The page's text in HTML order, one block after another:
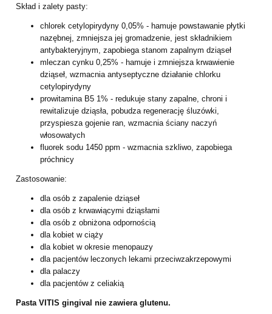
Skład i zalety pasty:
chlorek cetylopirydyny 0,05% - hamuje powstawanie płytki
nazębnej, zmniejsza jej gromadzenie, jest składnikiem
antybakteryjnym, zapobiega stanom zapalnym dziąseł
mleczan cynku 0,25% - hamuje i zmniejsza krwawienie
dziąseł, wzmacnia antyseptyczne działanie chlorku
cetylopirydyny
prowitamina B5 1% - redukuje stany zapalne, chroni i
rewitalizuje dziąsła, pobudza regenerację śluzówki,
przyspiesza gojenie ran, wzmacnia ściany naczyń
włosowatych
fluorek sodu 1450 ppm - wzmacnia szkliwo, zapobiega
próchnicy
Zastosowanie:
dla osób z zapalenie dziąseł
dla osób z krwawiącymi dziąsłami
dla osób z obniżona odpornością
dla kobiet w ciąży
dla kobiet w okresie menopauzy
dla pacjentów leczonych lekami przeciwzakrzepowymi
dla palaczy
dla pacjentów z celiakią
Pasta VITIS gingival nie zawiera glutenu.